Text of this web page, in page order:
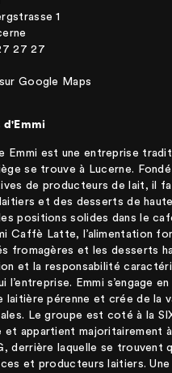
1
27 27
Google Maps
d'Emmi
Emmi est une entreprise
se trouve à Lucerne.
de producteurs de lait, il
et des desserts de
positions solides dans le
Caffè Latte, l’alimentation
fromagères et les desserts
et la responsabilité
l’entreprise. Emmi s’engage
laitière pérenne et crée de la
Le groupe est coté à la
et appartient majoritairement
derrière laquelle se trouvent
et producteurs laitiers.